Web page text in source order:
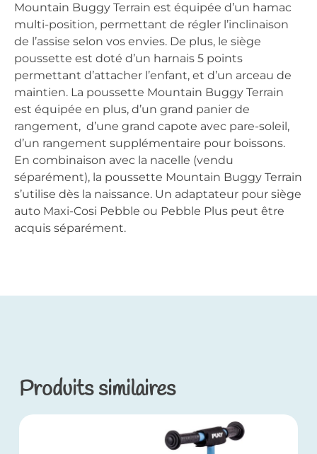
Mountain Buggy Terrain est équipée d’un hamac
multi-position, permettant de régler l’inclinaison
de l’assise selon vos envies. De plus, le siège
poussette est doté d’un harnais 5 points
permettant d’attacher l’enfant, et d’un arceau de
maintien. La poussette Mountain Buggy Terrain
est équipée en plus, d’un grand panier de
rangement, d’une grand capote avec pare-soleil,
d’un rangement supplémentaire pour boissons.
En combinaison avec la nacelle (vendu
séparément), la poussette Mountain Buggy Terrain
s’utilise dès la naissance. Un adaptateur pour siège
auto Maxi-Cosi Pebble ou Pebble Plus peut être
acquis séparément.
Produits similaires